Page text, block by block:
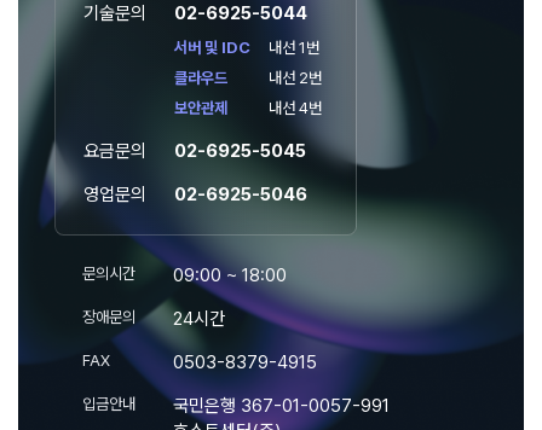
기술문의 02-6925-5044
서버 및 IDC
내선 1번
클라우드
내선 2번
보안관제
내선 4번
요금문의
02-6925-5045
영업문의
02-6925-5046
문의시간 09:00 ~ 18:00
장애문의 24시간
FAX 0503-8379-4915
입금안내
국민은행 367-01-0057-991